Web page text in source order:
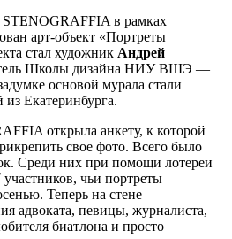
STENOGRAFFIA в рамках
арт-объект «Портреты
стал художник Андрей
Школы дизайна НИУ ВШЭ —
основой мурала стали
Екатеринбурга.
открыла анкету, к которой
свое фото. Всего было
Среди них при помощи лотереи
чьи портреты
Теперь на стене
адвоката, певицы, журналиста,
биатлона и просто